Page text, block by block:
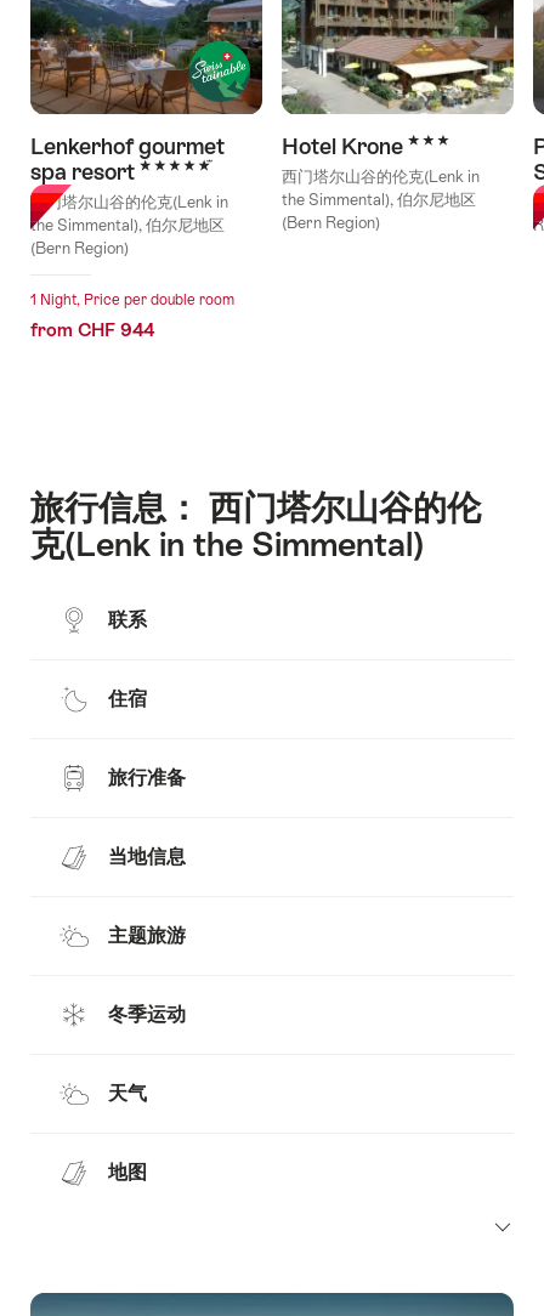
Lenkerhof gourmet
spa resort 5 Stars
西门塔尔山谷的伦克(Lenk in
the Simmental), 伯尔尼地区
(Bern Region)
1 Night, Price per double room
from CHF 944
Hotel Krone 3 Stars
西门塔尔山谷的伦克(Lenk in
the Simmental), 伯尔尼地区
(Bern Region)
旅行信息： 西门塔尔山谷的伦
克(Lenk in the Simmental)
联系
住宿
旅行准备
当地信息
主题旅游
冬季运动
天气
地图